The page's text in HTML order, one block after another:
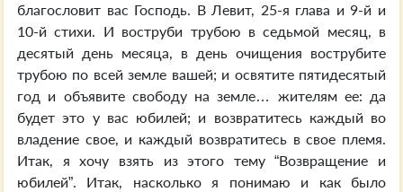
благословит вас Господь. В Левит, 25-я глава и 9-й и
10-й стихи. И воструби трубою в седьмой месяц, в
десятый день месяца, в день очищения вострубите
трубою по всей земле вашей; и освятите пятидесятый
год и объявите свободу на земле… жителям ее: да
будет это у вас юбилей; и возвратитесь каждый во
владение свое, и каждый возвратитесь в свое племя.
Итак, я хочу взять из этого тему “Возвращение и
юбилей”. Итак, насколько я понимаю и как было